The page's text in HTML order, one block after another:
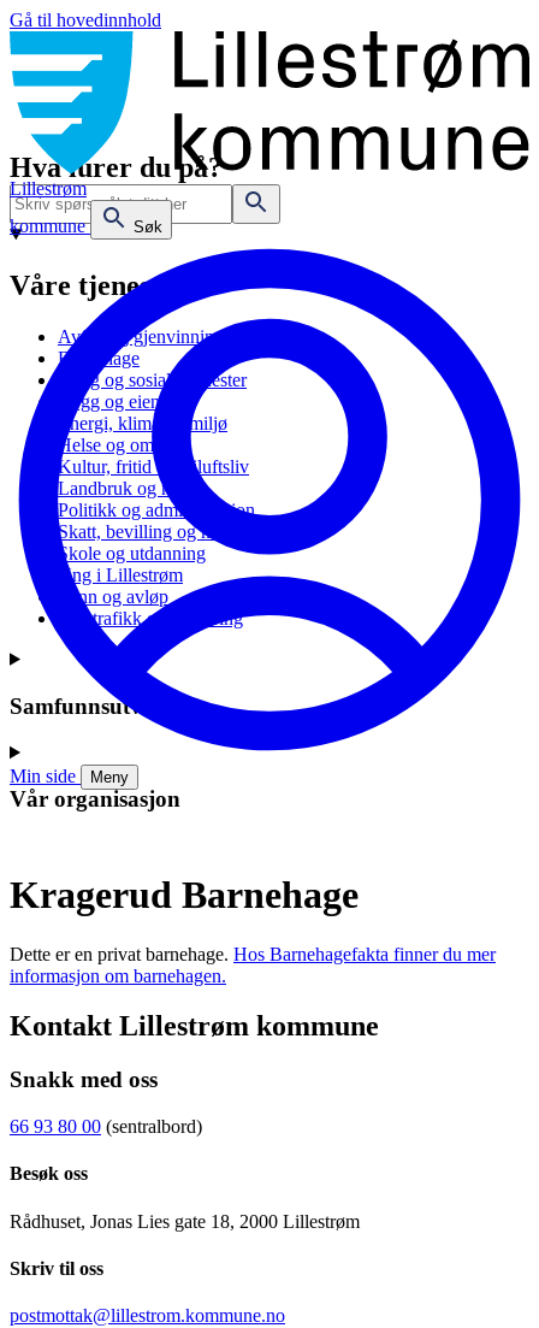
Gå til hovedinnhold
Lillestrøm
kommune
Søk
Min side Meny
Hva lurer du på?
Våre tjenester
Avfall og gjenvinning
Barnehage
Bolig og sosiale tjenester
Bygg og eiendom
Energi, klima og miljø
Helse og omsorg
Kultur, fritid og friluftsliv
Landbruk og natur
Politikk og administrasjon
Skatt, bevilling og næring
Skole og utdanning
Ung i Lillestrøm
Vann og avløp
Vei, trafikk og parkering
Samfunnsutvikling
Vår organisasjon
Kragerud Barnehage
Dette er en privat barnehage. Hos Barnehagefakta finner du mer
informasjon om barnehagen.
Kontakt Lillestrøm kommune
Snakk med oss
66 93 80 00 (sentralbord)
Besøk oss
Rådhuset, Jonas Lies gate 18, 2000 Lillestrøm
Skriv til oss
postmottak@lillestrom.kommune.no